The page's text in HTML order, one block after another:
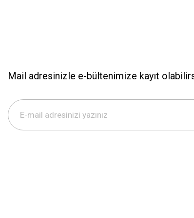
Mail adresinizle e-bültenimize kayıt